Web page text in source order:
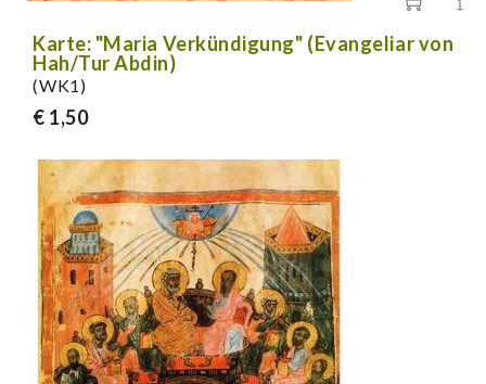
Karte: "Maria Verkündigung" (Evangeliar von
Hah/Tur Abdin)
(WK1)
€ 1,50